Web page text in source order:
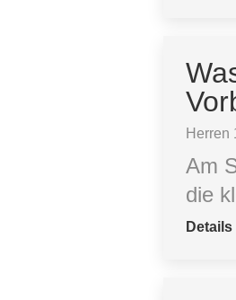
Herren 1
Am
die
Details